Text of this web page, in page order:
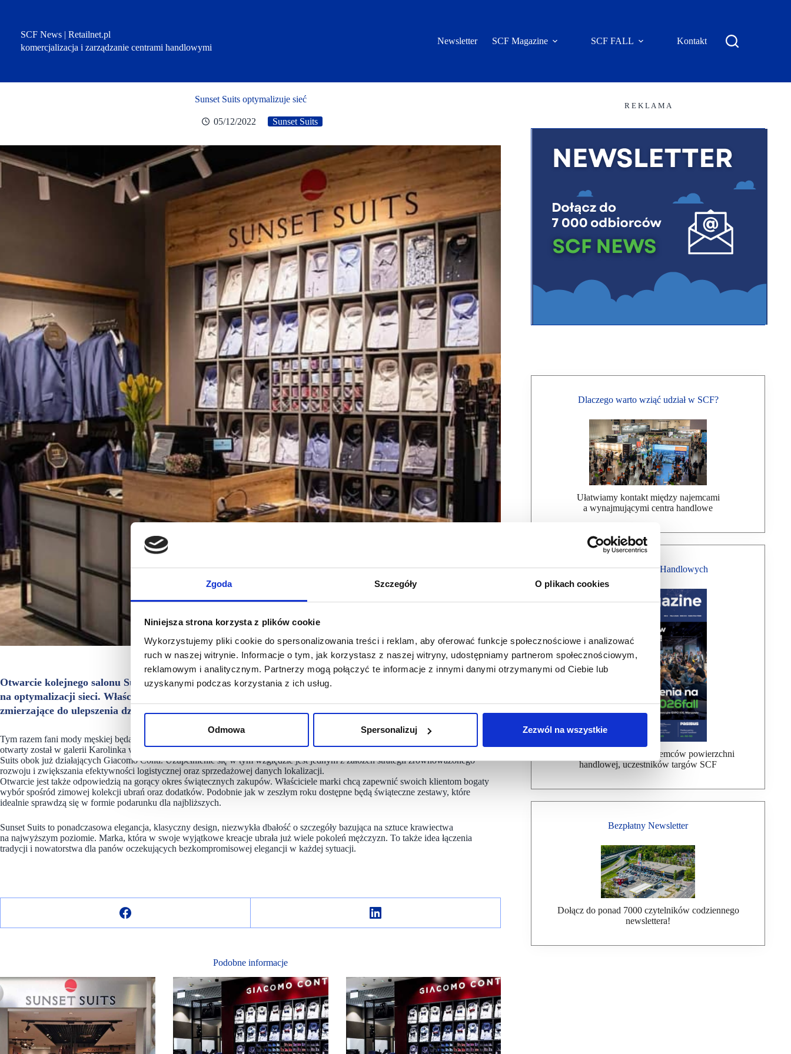
Zgoda Szczegóły O plikach cookies
Niniejsza strona korzysta z plików cookie
Wykorzystujemy pliki cookie do spersonalizowania treści i reklam, aby oferować funkcje społecznościowe i analizować
ruch w naszej witrynie. Informacje o tym, jak korzystasz z naszej witryny, udostępniamy partnerom społecznościowym,
reklamowym i analitycznym. Partnerzy mogą połączyć te informacje z innymi danymi otrzymanymi od Ciebie lub
uzyskanymi podczas korzystania z ich usług.
Odmowa Spersonalizuj Zezwól na wszystkie
SCF News | Retailnet.pl
komercjalizacja i zarządzanie centrami handlowymi
Newsletter SCF Magazine SCF FALL Kontakt
Sunset Suits optymalizuje sieć
05/12/2022 Sunset Suits
Otwarcie kolejnego salonu Sunset Suits to efekt realizacji kolejnego kroku w ramach strategii opartej
na optymalizacji sieci. Właściciele Giacomo Conti oraz Sunset Suits w dalszym ciągu podejmują działania
zmierzające do ulepszenia działalności obu brandów.
Tym razem fani mody męskiej będą mogli odwiedzić i przymierzyć ulubione stylizacje w salonie Sunset Suits, który od niedawna
otwarty został w galerii Karolinka w Opolu. Jest to również realizacja założenia, którego podstawą jest powstawanie salonów Sunset
Suits obok już działających Giacomo Conti. Uzupełnienie się w tym względzie jest jednym z założeń strategii zrównoważonego
rozwoju i zwiększania efektywności logistycznej oraz sprzedażowej danych lokalizacji.
Otwarcie jest także odpowiedzią na gorący okres świątecznych zakupów. Właściciele marki chcą zapewnić swoich klientom bogaty
wybór spośród zimowej kolekcji ubrań oraz dodatków. Podobnie jak w zeszłym roku dostępne będą świąteczne zestawy, które
idealnie sprawdzą się w formie podarunku dla najbliższych.
Sunset Suits to ponadczasowa elegancja, klasyczny design, niezwykła dbałość o szczegóły bazująca na sztuce krawiectwa
na najwyższym poziomie. Marka, która w swoje wyjątkowe kreacje ubrała już wiele pokoleń mężczyzn. To także idea łączenia
tradycji i nowatorstwa dla panów oczekujących bezkompromisowej elegancji w każdej sytuacji.
Podobne informacje
R E K L A M A
Dlaczego warto wziąć udział w SCF?
Ułatwiamy kontakt między najemcami
a wynajmującymi centra handlowe
Magazyn Centrów Handlowych
Bezpłatna wysyłka dla najemców powierzchni
handlowej, uczestników targów SCF
Bezpłatny Newsletter
Dołącz do ponad 7000 czytelników codziennego
newslettera!